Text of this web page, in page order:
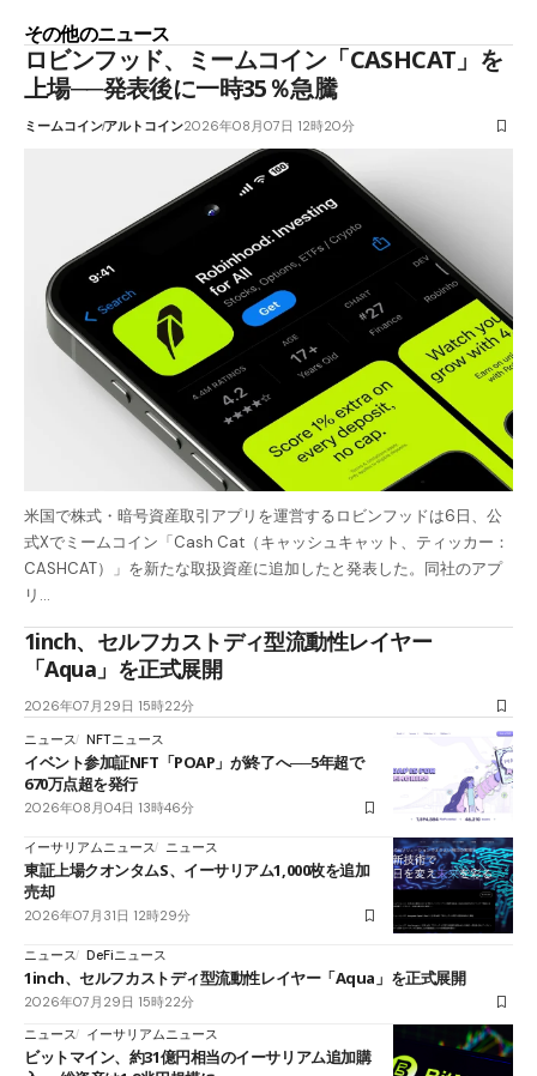
その他のニュース
ロビンフッド、ミームコイン「CASHCAT」を
上場──発表後に一時35％急騰
ミームコインアルトコイン2026年08月07日 12時20分
米国で株式・暗号資産取引アプリを運営するロビンフッドは6日、公
式Xでミームコイン「Cash Cat（キャッシュキャット、ティッカー：
CASHCAT）」を新たな取扱資産に追加したと発表した。同社のアプ
リ…
1inch、セルフカストディ型流動性レイヤー
「Aqua」を正式展開
2026年07月29日 15時22分
ニュース NFTニュース
イベント参加証NFT「POAP」が終了へ──5年超で
670万点超を発行
2026年08月04日 13時46分
イーサリアムニュース ニュース
東証上場クオンタムS、イーサリアム1,000枚を追加
売却
2026年07月31日 12時29分
ニュース DeFiニュース
1inch、セルフカストディ型流動性レイヤー「Aqua」を正式展開
2026年07月29日 15時22分
ニュース
イーサリアムニュース
ビットマイン、約31億円相当のイーサリアム追加購